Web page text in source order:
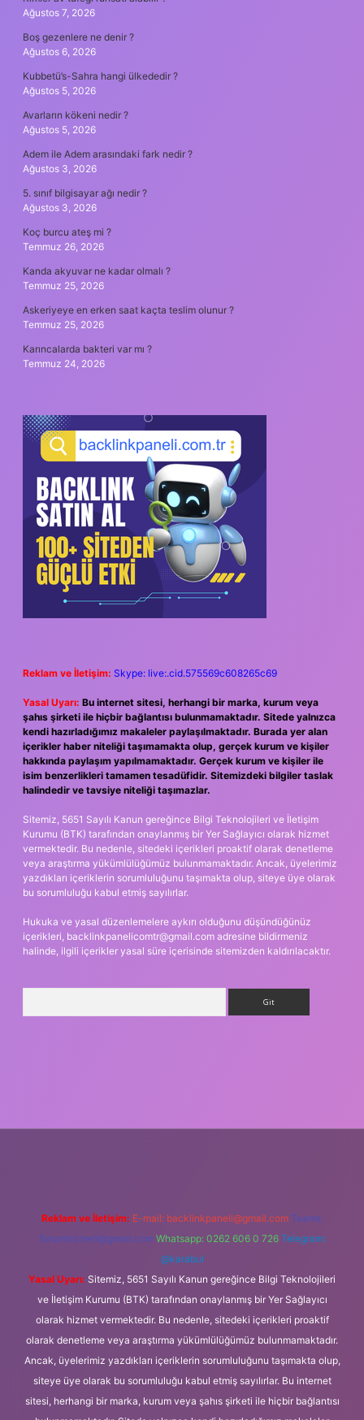
Ağustos 7, 2026
Boş gezenlere ne denir ?
Ağustos 6, 2026
Kubbetü’s-Sahra hangi ülkededir ?
Ağustos 5, 2026
Avarların kökeni nedir ?
Ağustos 5, 2026
Adem ile Adem arasındaki fark nedir ?
Ağustos 3, 2026
5. sınıf bilgisayar ağı nedir ?
Ağustos 3, 2026
Koç burcu ateş mi ?
Temmuz 26, 2026
Kanda akyuvar ne kadar olmalı ?
Temmuz 25, 2026
Askeriyeye en erken saat kaçta teslim olunur ?
Temmuz 25, 2026
Karıncalarda bakteri var mı ?
Temmuz 24, 2026
Reklam ve İletişim: Skype: live:.cid.575569c608265c69
Yasal Uyarı: Bu internet sitesi, herhangi bir marka, kurum veya
şahıs şirketi ile hiçbir bağlantısı bulunmamaktadır. Sitede yalnızca
kendi hazırladığımız makaleler paylaşılmaktadır. Burada yer alan
içerikler haber niteliği taşımamakta olup, gerçek kurum ve kişiler
hakkında paylaşım yapılmamaktadır. Gerçek kurum ve kişiler ile
isim benzerlikleri tamamen tesadüfidir. Sitemizdeki bilgiler taslak
halindedir ve tavsiye niteliği taşımazlar.
Sitemiz, 5651 Sayılı Kanun gereğince Bilgi Teknolojileri ve İletişim
Kurumu (BTK) tarafından onaylanmış bir Yer Sağlayıcı olarak hizmet
vermektedir. Bu nedenle, sitedeki içerikleri proaktif olarak denetleme
veya araştırma yükümlülüğümüz bulunmamaktadır. Ancak, üyelerimiz
yazdıkları içeriklerin sorumluluğunu taşımakta olup, siteye üye olarak
bu sorumluluğu kabul etmiş sayılırlar.
Hukuka ve yasal düzenlemelere aykırı olduğunu düşündüğünüz
içerikleri, backlinkpanelicomtr@gmail.com adresine bildirmeniz
halinde, ilgili içerikler yasal süre içerisinde sitemizden kaldırılacaktır.
Reklam ve İletişim: E-mail: backlinkpaneli@gmail.com Teams:
forumhizmeti@gmail.com Whatsapp: 0262 606 0 726 Telegram:
@karabul
Yasal Uyarı: Sitemiz, 5651 Sayılı Kanun gereğince Bilgi Teknolojileri
ve İletişim Kurumu (BTK) tarafından onaylanmış bir Yer Sağlayıcı
olarak hizmet vermektedir. Bu nedenle, sitedeki içerikleri proaktif
olarak denetleme veya araştırma yükümlülüğümüz bulunmamaktadır.
Ancak, üyelerimiz yazdıkları içeriklerin sorumluluğunu taşımakta olup,
siteye üye olarak bu sorumluluğu kabul etmiş sayılırlar. Bu internet
sitesi, herhangi bir marka, kurum veya şahıs şirketi ile hiçbir bağlantısı